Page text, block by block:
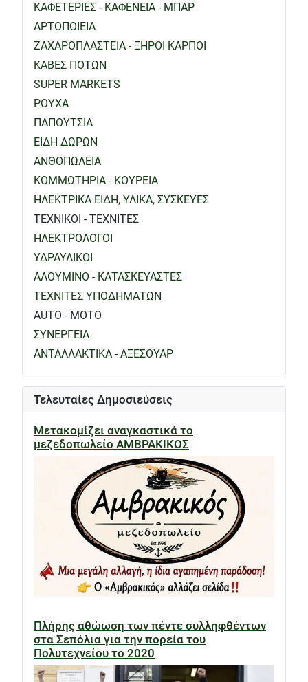
ΚΑΦΕΤΕΡΙΕΣ - ΚΑΦΕΝΕΙΑ - ΜΠΑΡ
ΑΡΤΟΠΟΙΕΙΑ
ΖΑΧΑΡΟΠΛΑΣΤΕΙΑ - ΞΗΡΟΙ ΚΑΡΠΟΙ
ΚΑΒΕΣ ΠΟΤΩΝ
SUPER MARKETS
ΡΟΥΧΑ
ΠΑΠΟΥΤΣΙΑ
ΕΙΔΗ ΔΩΡΩΝ
ΑΝΘΟΠΩΛΕΙΑ
ΚΟΜΜΩΤΗΡΙΑ - ΚΟΥΡΕΙΑ
ΗΛΕΚΤΡΙΚΑ ΕΙΔΗ, ΥΛΙΚΑ, ΣΥΣΚΕΥΕΣ
ΤΕΧΝΙΚΟΙ - ΤΕΧΝΙΤΕΣ
ΗΛΕΚΤΡΟΛΟΓΟΙ
ΥΔΡΑΥΛΙΚΟΙ
ΑΛΟΥΜΙΝΟ - ΚΑΤΑΣΚΕΥΑΣΤΕΣ
ΤΕΧΝΙΤΕΣ ΥΠΟΔΗΜΑΤΩΝ
AUTO - MOTO
ΣΥΝΕΡΓΕΙΑ
ΑΝΤΑΛΛΑΚΤΙΚΑ - ΑΞΕΣΟΥΑΡ
Τελευταίες Δημοσιεύσεις
Μετακομίζει αναγκαστικά το
μεζεδοπωλείο ΑΜΒΡΑΚΙΚΟΣ
Πλήρης αθώωση των πέντε συλληφθέντων
στα Σεπόλια για την πορεία του
Πολυτεχνείου το 2020